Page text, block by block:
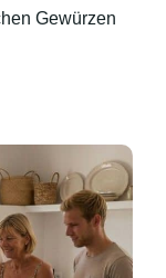
Gewürzen